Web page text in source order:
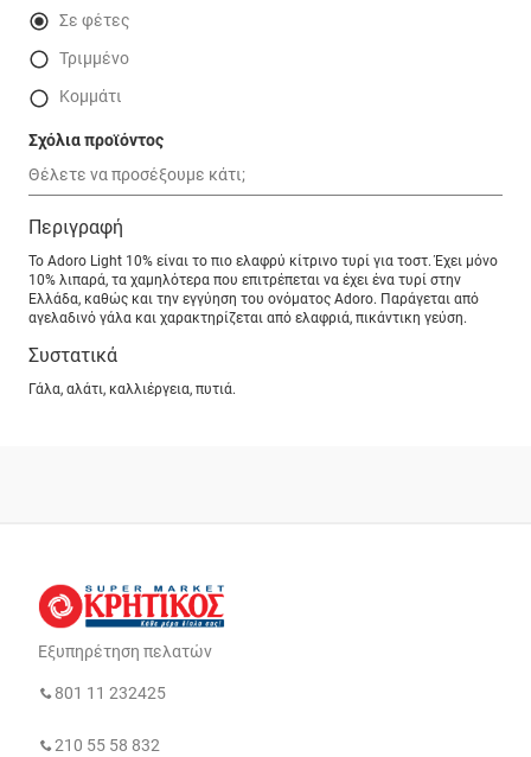
Σε φέτες
Τριμμένο
Κομμάτι
Σχόλια προϊόντος
Περιγραφή
To Adoro Light 10% είναι το πιο ελαφρύ κίτρινο τυρί για τοστ. Έχει μόνο
10% λιπαρά, τα χαμηλότερα που επιτρέπεται να έχει ένα τυρί στην
Ελλάδα, καθώς και την εγγύηση του ονόματος Adoro. Παράγεται από
αγελαδινό γάλα και χαρακτηρίζεται από ελαφριά, πικάντικη γεύση.
Συστατικά
Γάλα, αλάτι, καλλιέργεια, πυτιά.
Εξυπηρέτηση πελατών
801 11 232425
210 55 58 832